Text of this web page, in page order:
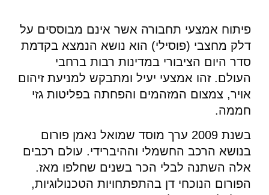
פיתוח אמצעי תחבורה אשר אינם מבוססים על
דלק מחצבי (פוסילי) הוא נושא הנמצא בקדמת
סדר היום הציבורי במדינות רבות ברחבי
העולם. זהו אמצעי יעיל ומתבקש למניעת זיהום
אויר, צמצום המזהמים והפחתה בפליטות גזי
חממה.
בשנת 2009 ערך מוסד שמואל נאמן פורום
בנושא הרכב החשמלי וההיברידי. עולם רכבים
אלה השתנה לבלי הכר בשנים שחלפו מאז.
הפורום הנוכחי דן בהתפתחויות הטכנולוגיות,